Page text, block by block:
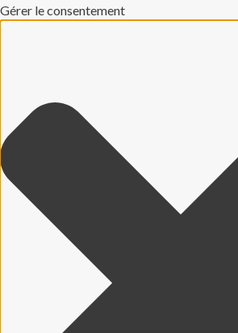
Gérer le consentement